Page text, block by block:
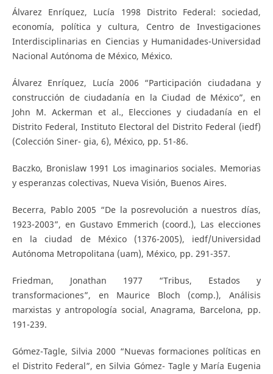
Álvarez Enríquez, Lucía 1998 Distrito Federal: sociedad,
economía, política y cultura, Centro de Investigaciones
Interdisciplinarias en Ciencias y Humanidades-Universidad
Nacional Autónoma de México, México.
Álvarez Enríquez, Lucía 2006 “Participación ciudadana y
construcción de ciudadanía en la Ciudad de México”, en
John M. Ackerman et al., Elecciones y ciudadanía en el
Distrito Federal, Instituto Electoral del Distrito Federal (iedf)
(Colección Siner- gia, 6), México, pp. 51-86.
Baczko, Bronislaw 1991 Los imaginarios sociales. Memorias
y esperanzas colectivas, Nueva Visión, Buenos Aires.
Becerra, Pablo 2005 “De la posrevolución a nuestros días,
1923-2003”, en Gustavo Emmerich (coord.), Las elecciones
en la ciudad de México (1376-2005), iedf/Universidad
Autónoma Metropolitana (uam), México, pp. 291-357.
Friedman, Jonathan 1977 “Tribus, Estados y
transformaciones”, en Maurice Bloch (comp.), Análisis
marxistas y antropología social, Anagrama, Barcelona, pp.
191-239.
Gómez-Tagle, Silvia 2000 “Nuevas formaciones políticas en
el Distrito Federal”, en Silvia Gómez- Tagle y María Eugenia